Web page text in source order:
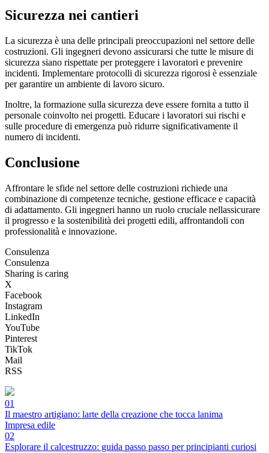
Sicurezza nei cantieri
La sicurezza è una delle principali preoccupazioni nel settore delle
costruzioni. Gli ingegneri devono assicurarsi che tutte le misure di
sicurezza siano rispettate per proteggere i lavoratori e prevenire
incidenti. Implementare protocolli di sicurezza rigorosi è essenziale
per garantire un ambiente di lavoro sicuro.
Inoltre, la formazione sulla sicurezza deve essere fornita a tutto il
personale coinvolto nei progetti. Educare i lavoratori sui rischi e
sulle procedure di emergenza può ridurre significativamente il
numero di incidenti.
Conclusione
Affrontare le sfide nel settore delle costruzioni richiede una
combinazione di competenze tecniche, gestione efficace e capacità
di adattamento. Gli ingegneri hanno un ruolo cruciale nellassicurare
il progresso e la sostenibilità dei progetti edili, affrontandoli con
professionalità e innovazione.
Consulenza
Consulenza
Sharing is caring
X
Facebook
Instagram
LinkedIn
YouTube
Pinterest
TikTok
Mail
RSS
01
Il maestro artigiano: larte della creazione che tocca lanima
Impresa edile
02
Esplorare il calcestruzzo: guida passo passo per principianti curiosi